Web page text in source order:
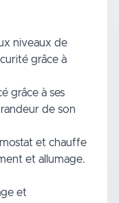
niveaux de
grâce à
grâce à ses
de son
et chauffe
et allumage.
et